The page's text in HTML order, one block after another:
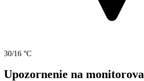
30/16 °C
Upozornenie na